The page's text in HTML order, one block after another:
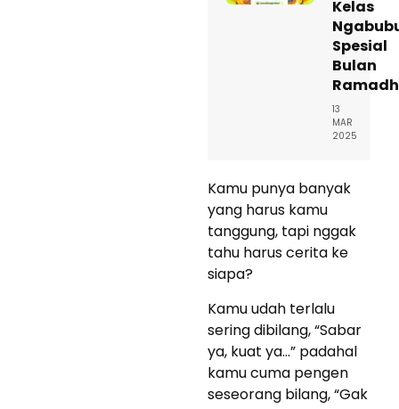
Kelas
Spesial
Bulan
13
MAR
2025
Kamu punya banyak
yang harus kamu
tanggung, tapi nggak
tahu harus cerita ke
siapa?
Kamu udah terlalu
sering dibilang, “Sabar
ya, kuat ya…” padahal
kamu cuma pengen
seseorang bilang, “Gak